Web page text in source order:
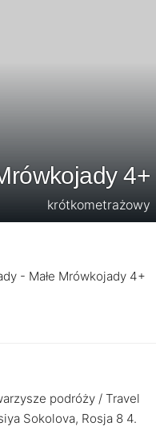
4+
krótkometrażowy
- Małe Mrówkojady 4+
podróży / Travel
Sokolova, Rosja 8 4.